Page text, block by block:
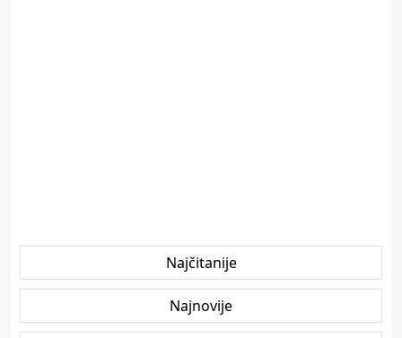
Najčitanije
Najnovije